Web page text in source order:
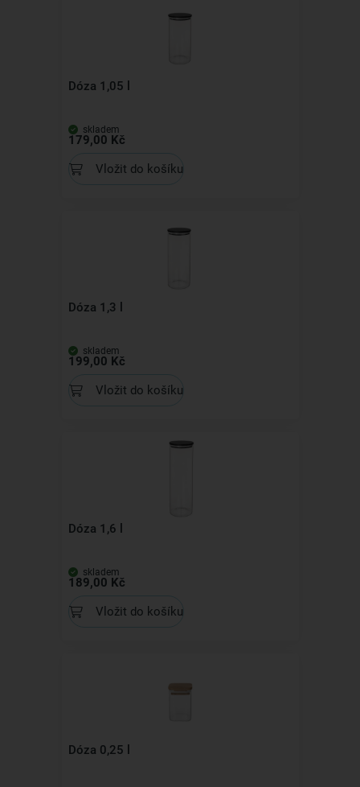
Dóza 1,05 l
skladem
179,00 Kč
Vložit do košíku
Dóza 1,3 l
skladem
199,00 Kč
Vložit do košíku
Dóza 1,6 l
skladem
189,00 Kč
Vložit do košíku
Dóza 0,25 l